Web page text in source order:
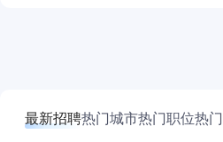
最新招聘热门城市热门职位热